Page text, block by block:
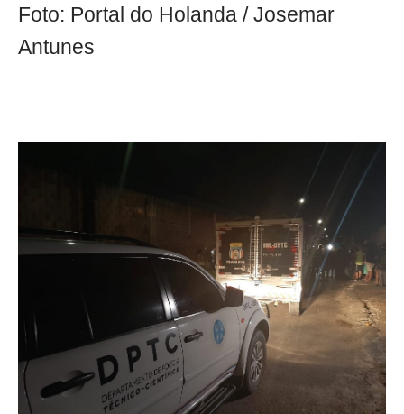
Foto: Portal do Holanda / Josemar
Antunes